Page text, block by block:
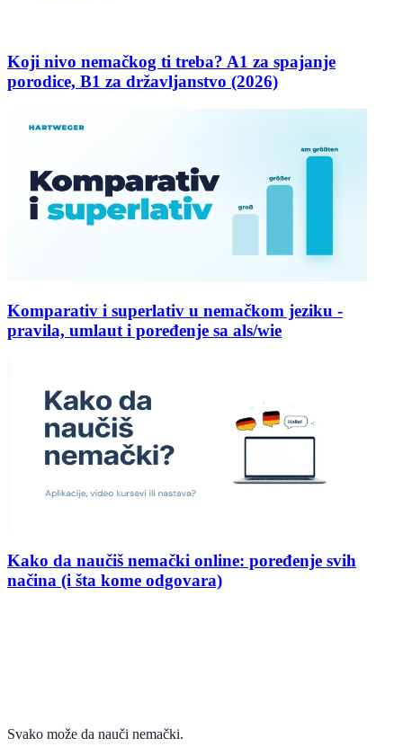
Koji nivo nemačkog ti treba? A1 za spajanje
porodice, B1 za državljanstvo (2026)
Komparativ i superlativ u nemačkom jeziku -
pravila, umlaut i poređenje sa als/wie
Kako da naučiš nemački online: poređenje svih
načina (i šta kome odgovara)
Svako može da nauči nemački.